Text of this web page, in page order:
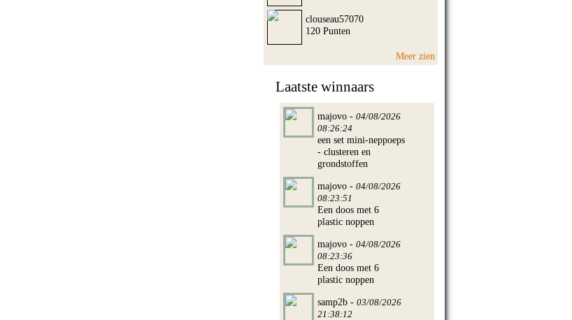
clouseau57070
120 Punten
Meer zien
Laatste winnaars
majovo - 04/08/2026
08:26:24
een set mini-neppoeps
- clusteren en
grondstoffen
majovo - 04/08/2026
08:23:51
Een doos met 6
plastic noppen
majovo - 04/08/2026
08:23:36
Een doos met 6
plastic noppen
samp2b - 03/08/2026
21:38:12